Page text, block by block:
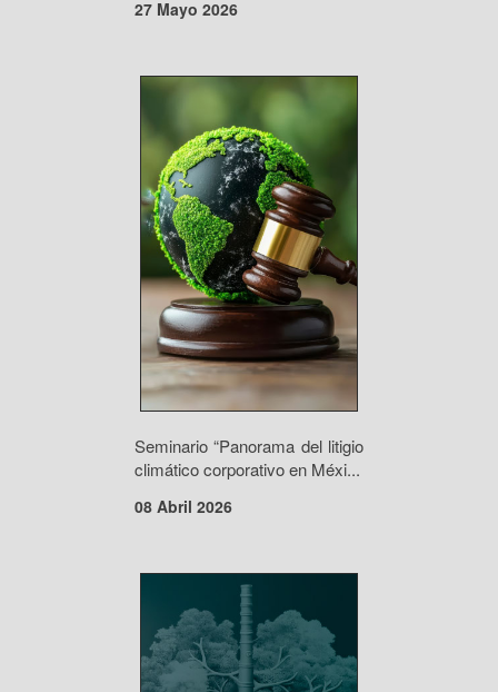
27 Mayo 2026
Seminario “Panorama del litigio
climático corporativo en Méxi...
08 Abril 2026